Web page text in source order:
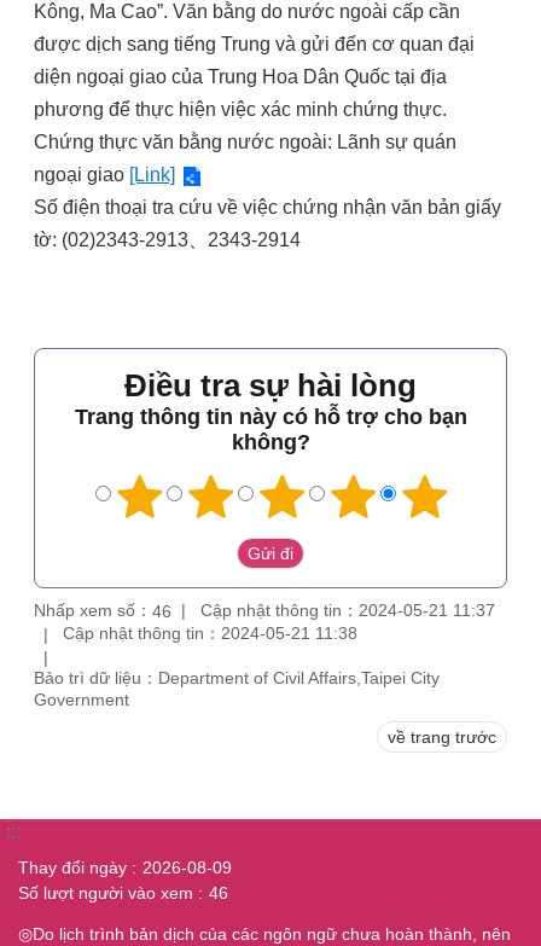
Kông, Ma Cao”. Văn bằng do nước ngoài cấp cần
được dịch sang tiếng Trung và gửi đến cơ quan đại
diện ngoại giao của Trung Hoa Dân Quốc tại địa
phương để thực hiện việc xác minh chứng thực.
Chứng thực văn bằng nước ngoài: Lãnh sự quán
ngoại giao [Link]
Số điện thoại tra cứu về việc chứng nhận văn bản giấy
tờ: (02)2343-2913、2343-2914
Điều tra sự hài lòng
Trang thông tin này có hỗ trợ cho bạn
không?
Nhấp xem số： 46
Cập nhật thông tin：2024-05-21 11:37
Cập nhật thông tin：2024-05-21 11:38
Bảo trì dữ liệu：Department of Civil Affairs,Taipei City
Government
về trang trước
:::
Thay đổi ngày
2026-08-09
Số lượt người vào xem
46
◎Do lịch trình bản dịch của các ngôn ngữ chưa hoàn thành, nên